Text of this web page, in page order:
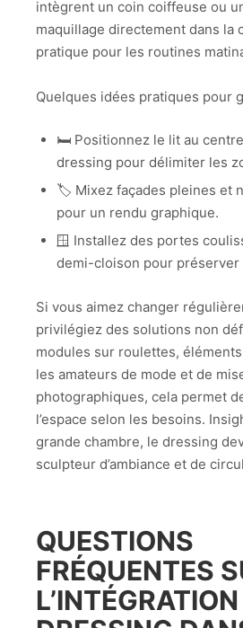
intègrent un coin coiffeuse ou
maquillage directement dans la
pratique pour les routines
Quelques idées pratiques pour
🛏️ Positionnez le lit au
dressing pour délimiter les
🏷️ Mixez façades pleines et
pour un rendu graphique.
🪟 Installez des portes
demi-cloison pour préserver
Si vous aimez changer
privilégiez des solutions non
modules sur roulettes,
les amateurs de mode et de
photographiques, cela permet
l’espace selon les besoins.
grande chambre, le dressing
sculpteur d’ambiance et de
QUESTIONS
FRÉQUENTES
L’INTÉGRATION